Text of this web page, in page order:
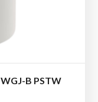
B PSTW